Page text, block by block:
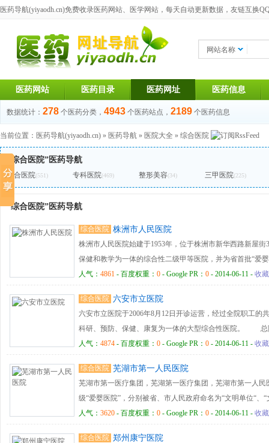
医药导航(yiyaodh.cn)免费收录医药网站、医学网站，每天自动更新数据，友链互换
网站名称
医药网站 医药目录 医药网址 医药信息
数据统计： 278 个医药分类， 4943 个医药站点， 2189 个医药信息
当前位置： 医药导航(yiyaodh.cn) » 医药导航 » 医院大全 » 综合医院
“综合医院”医药导航
综合医院(551) 专科医院(469) 整形美容(34) 三甲医院(225)
“综合医院”医药导航
综合医院 株洲市人民医院
株洲市人民医院始建于1953年，位于株洲市新华西路新屋
保健和教学为一体的综合性二级甲等医院，并为省首批“爱
（市、县）城镇职工（居民）基本医疗（工伤、生育）保
共振室、CT室）、血液透析中心、重症监护中心、远程医
水疗中心、“一站式”体检中心。
人气： 4861 - 百度权重： 0 - Google PR： 0 - 2014-06-11 - 收藏
综合医院 六安市立医院
六安市立医院于2006年8月12日开诊运营，经过全院职工的
科研、预防、保健、康复为一体的大型综合性医院。 总
有十三层综合性住院楼，门急诊楼，教学专家楼，融办公
市立医院2008年被安徽省卫生厅评定为“二级甲等医院”，受
成为安徽省立医院网络集团会员，安徽省卫生厅批准的安
医院、安徽医科大学技术支持和业务合作机构。2011年与
份有限公司、徽商银行等10家大型企业共同荣获安徽省“十
院荣获“2011全国医改示范医院”；与安徽省立医院联合打造
人气： 4874 - 百度权重： 0 - Google PR： 0 - 2014-06-11 - 收藏
综合医院 芜湖市第一人民医院
芜湖市第一医疗集团，芜湖第一医疗集团，芜湖市第一人
级“爱婴医院”，分别被省、市人民政府命名为“文明单位“、
位”，芜湖市首批诚信医院之一。有多项新的诊疗项目获省
人气： 3620 - 百度权重： 0 - Google PR： 0 - 2014-06-11 - 收藏
综合医院 郑州康宁医院